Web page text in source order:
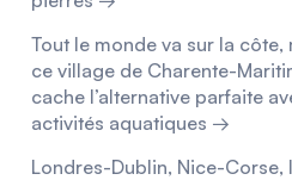
Tout le monde va sur la côte,
ce village de Charente-
cache l’alternative parfaite
activités aquatiques →
Londres-Dublin, Nice-Corse,